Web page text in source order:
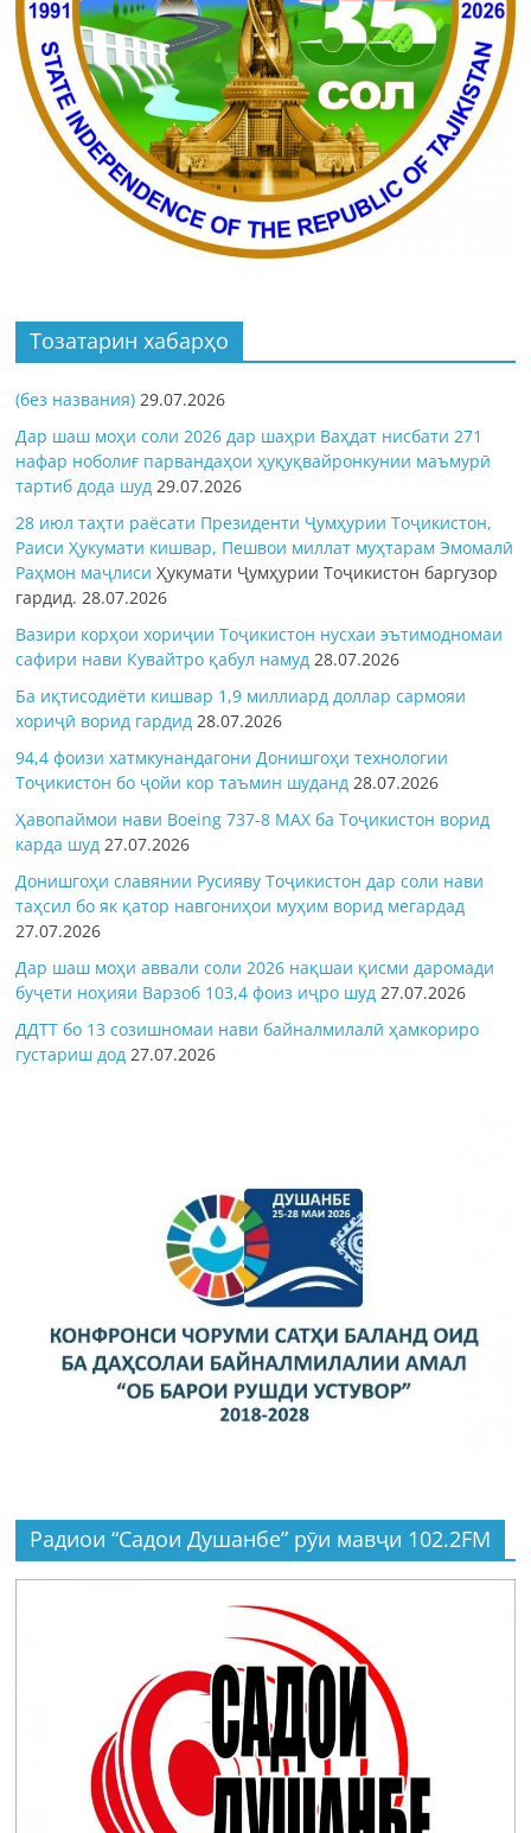
Тозатарин хабарҳо
(без названия) 29.07.2026
Дар шаш моҳи соли 2026 дар шаҳри Ваҳдат нисбати 271
нафар ноболиғ парвандаҳои ҳуқуқвайронкунии маъмурӣ
тартиб дода шуд 29.07.2026
28 июл таҳти раёсати Президенти Ҷумҳурии Тоҷикистон,
Раиси Ҳукумати кишвар, Пешвои миллат муҳтарам Эмомалӣ
Раҳмон маҷлисиҲукумати Ҷумҳурии Тоҷикистон баргузор
гардид.28.07.2026
Вазири корҳои хориҷии Тоҷикистон нусхаи эътимодномаи
сафири нави Кувайтро қабул намуд 28.07.2026
Ба иқтисодиёти кишвар 1,9 миллиард доллар сармояи
хориҷӣ ворид гардид 28.07.2026
94,4 фоизи хатмкунандагони Донишгоҳи технологии
Тоҷикистон бо ҷойи кор таъмин шуданд 28.07.2026
Ҳавопаймои нави Boeing 737-8 MAX ба Тоҷикистон ворид
карда шуд 27.07.2026
Донишгоҳи славянии Русияву Тоҷикистон дар соли нави
таҳсил бо як қатор навгониҳои муҳим ворид мегардад
27.07.2026
Дар шаш моҳи аввали соли 2026 нақшаи қисми даромади
буҷети ноҳияи Варзоб 103,4 фоиз иҷро шуд 27.07.2026
ДДТТ бо 13 созишномаи нави байналмилалӣ ҳамкориро
густариш дод 27.07.2026
Радиои “Садои Душанбе” рӯи мавҷи 102.2FM